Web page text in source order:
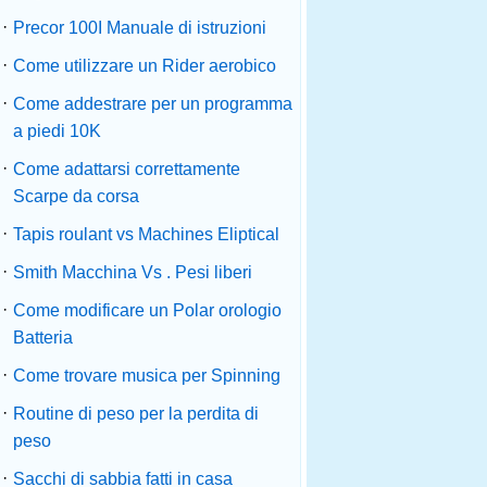
· Precor 100I Manuale di istruzioni
· Come utilizzare un Rider aerobico
· Come addestrare per un programma
a piedi 10K
· Come adattarsi correttamente
Scarpe da corsa
· Tapis roulant vs Machines Eliptical
· Smith Macchina Vs . Pesi liberi
· Come modificare un Polar orologio
Batteria
· Come trovare musica per Spinning
· Routine di peso per la perdita di
peso
· Sacchi di sabbia fatti in casa